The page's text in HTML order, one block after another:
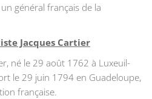
général français de la
Jacques Cartier
né le 29 août 1762 à Luxeuil-
le 29 juin 1794 en Guadeloupe,
française.